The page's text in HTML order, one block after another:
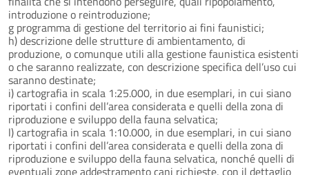
introduzione o reintroduzione;
g programma di gestione del territorio ai fini faunistici;
h) descrizione delle strutture di ambientamento, di
produzione, o comunque utili alla gestione faunistica esistenti
o che saranno realizzate, con descrizione specifica dell’uso cui
saranno destinate;
i) cartografia in scala 1:25.000, in due esemplari, in cui siano
riportati i confini dell’area considerata e quelli della zona di
riproduzione e sviluppo della fauna selvatica;
l) cartografia in scala 1:10.000, in due esemplari, in cui siano
riportati i confini dell’area considerata e quelli della zona di
riproduzione e sviluppo della fauna selvatica, nonché quelli di
eventuali zone addestramento cani richieste, con il dettaglio